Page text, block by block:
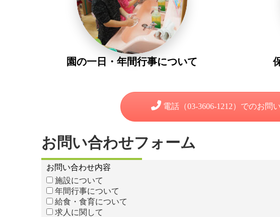
園の一日・年間行事について
電話（03-3606-1212）でのお問
お問い合わせフォーム
お問い合わせ内容
施設について
年間行事について
給食・食育について
求人に関して